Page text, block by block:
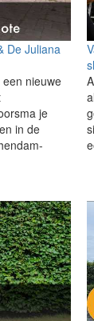
De Juliana
nieuwe
je
in de